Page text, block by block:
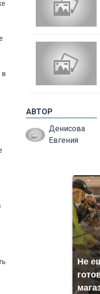
АВТОР
Денисова
Евгения
Не
в